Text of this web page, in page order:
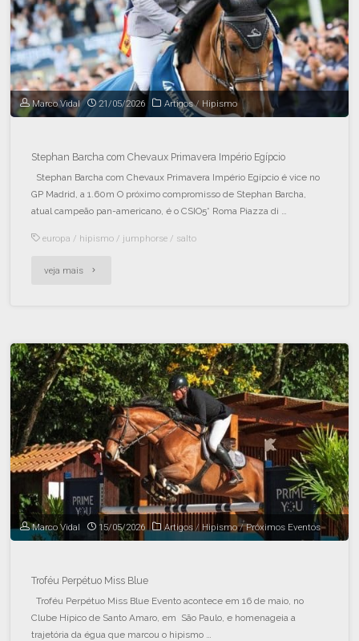
Marco Vidal 21/05/2026 Artigos / Hipismo
Stephan Barcha com Chevaux Primavera Império Egípcio
Stephan Barcha com Chevaux Primavera Império Egípcio é vice no
GP Madrid, a 1.60m O próximo compromisso de Stephan Barcha,
atual campeão pan-americano, é o CSIO5* Roma Piazza di …
europa / hipismo / jumphorse / salto
veja mais
Marco Vidal 15/05/2026 Artigos / Hipismo / Próximos Eventos
Troféu Perpétuo Miss Blue
Troféu Perpétuo Miss Blue Evento acontece em 16 de maio, no
Clube Hípico de Santo Amaro, em São Paulo, e homenageia a
trajetória da égua que marcou o hipismo …